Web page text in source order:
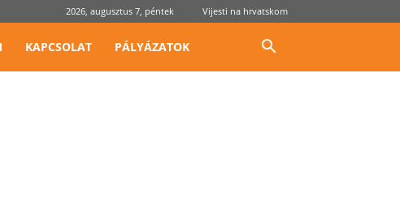
2026, augusztus 7, péntek Vijesti na hrvatskom
KAPCSOLAT PÁLYÁZATOK